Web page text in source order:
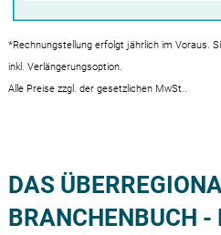
*Rechnungstellung erfolgt jährlich im Voraus.
inkl. Verlängerungsoption.
DAS
BRANCHENBUCH -